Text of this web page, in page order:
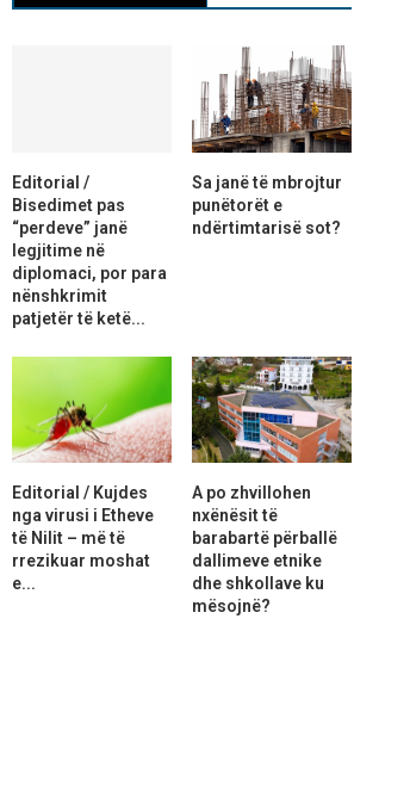
Editorial /
Bisedimet pas
“perdeve” janë
legjitime në
diplomaci, por para
nënshkrimit
patjetër të ketë...
Sa janë të mbrojtur
punëtorët e
ndërtimtarisë sot?
Editorial / Kujdes
nga virusi i Etheve
të Nilit – më të
rrezikuar moshat
e...
A po zhvillohen
nxënësit të
barabartë përballë
dallimeve etnike
dhe shkollave ku
mësojnë?